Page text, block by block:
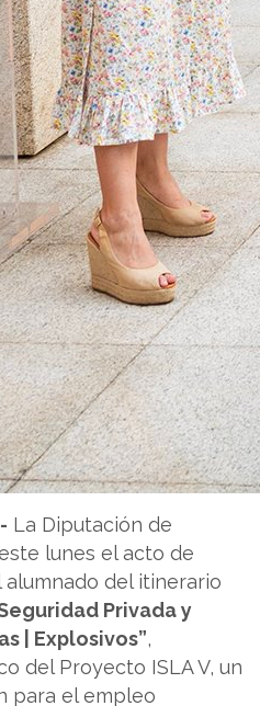
La Diputación de
lunes el acto de
del itinerario
Privada y
| Explosivos”,
del Proyecto ISLA V, un
para el empleo